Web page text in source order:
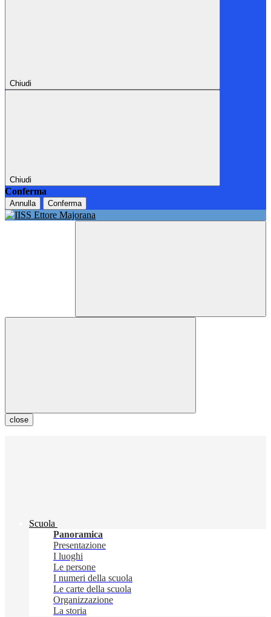
Chiudi
Chiudi
Conferma
Annulla Conferma
close
Scuola
Panoramica
Presentazione
I luoghi
Le persone
I numeri della scuola
Le carte della scuola
Organizzazione
La storia